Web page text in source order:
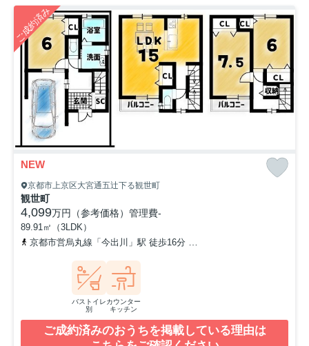
ご成約済み
NEW
京都市上京区大宮通五辻下る観世町
観世町
4,099万円（参考価格） 管理費-
89.91㎡（3LDK）
京都市営烏丸線「今出川」駅 徒歩16分
バストイレ
別
カウンター
キッチン
ご成約済みのおうちを掲載している理由は